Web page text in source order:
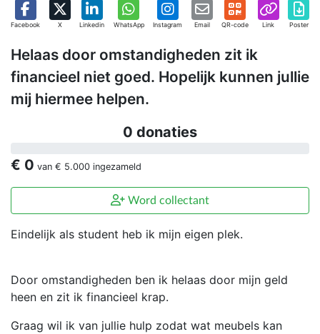
Facebook X Linkedin WhatsApp Instagram Email QR-code Link Poster
Helaas door omstandigheden zit ik
financieel niet goed. Hopelijk kunnen jullie
mij hiermee helpen.
0 donaties
€ 0 van € 5.000 ingezameld
Word collectant
Eindelijk als student heb ik mijn eigen plek.
Door omstandigheden ben ik helaas door mijn geld
heen en zit ik financieel krap.
Graag wil ik van jullie hulp zodat wat meubels kan